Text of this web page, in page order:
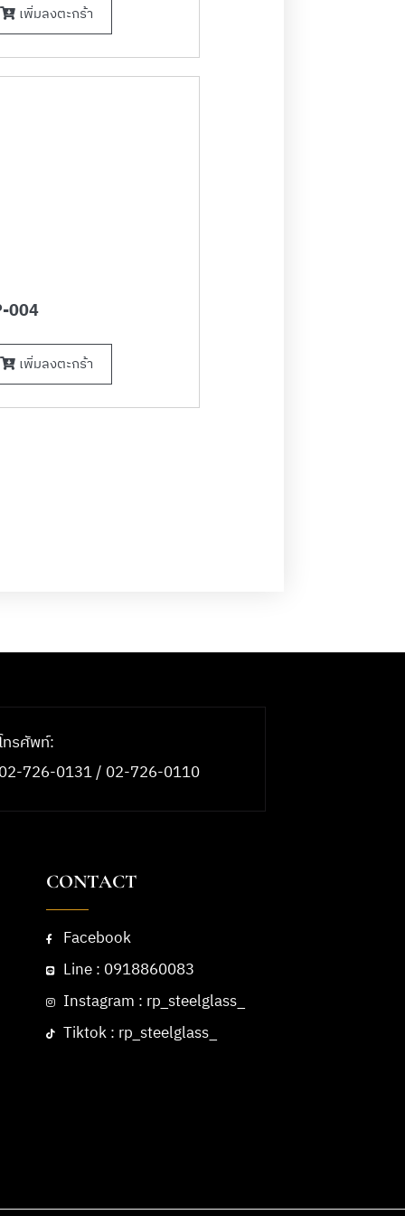
เพิ่มลงตะกร้า
004
เพิ่มลงตะกร้า
ทรศัพท์:
726-0131 / 02-726-0110
CONTACT
Facebook
Line : 0918860083
Instagram : rp_steelglass_
Tiktok : rp_steelglass_